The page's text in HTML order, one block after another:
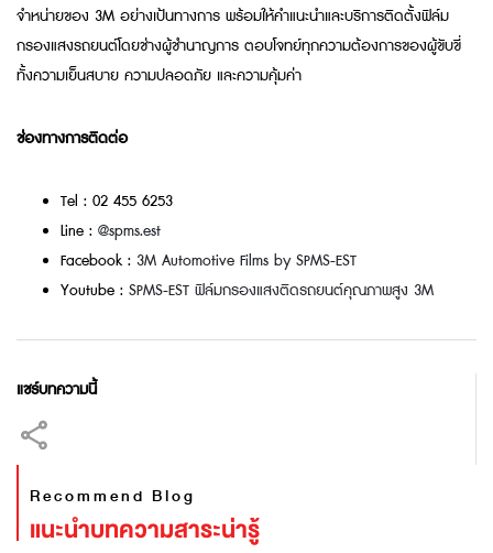
จำหน่ายของ 3M อย่างเป้นทางการ พร้อมให้คำแนะนำและบริการติดตั้งฟิล์ม
กรองแสงรถยนต์โดยช่างผู้ชำนาญการ ตอบโจทย์ทุกความต้องการของผู้ขับขี่
ทั้งความเย็นสบาย ความปลอดภัย และความคุ้มค่า
ช่องทางการติดต่อ
Tel : 02 455 6253
Line : @spms.est
Facebook : 3M Automotive Films by SPMS-EST
Youtube : SPMS-EST ฟิล์มกรองแสงติดรถยนต์คุณภาพสูง 3M
แชร์บทความนี้
Recommend Blog
แนะนำบทความสาระน่ารู้